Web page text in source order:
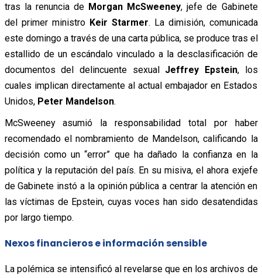
tras la renuncia de Morgan McSweeney, jefe de Gabinete
del primer ministro Keir Starmer. La dimisión, comunicada
este domingo a través de una carta pública, se produce tras el
estallido de un escándalo vinculado a la desclasificación de
documentos del delincuente sexual Jeffrey Epstein, los
cuales implican directamente al actual embajador en Estados
Unidos, Peter Mandelson.
McSweeney asumió la responsabilidad total por haber
recomendado el nombramiento de Mandelson, calificando la
decisión como un “error” que ha dañado la confianza en la
política y la reputación del país. En su misiva, el ahora exjefe
de Gabinete instó a la opinión pública a centrar la atención en
las víctimas de Epstein, cuyas voces han sido desatendidas
por largo tiempo.
Nexos financieros e información sensible
La polémica se intensificó al revelarse que en los archivos de